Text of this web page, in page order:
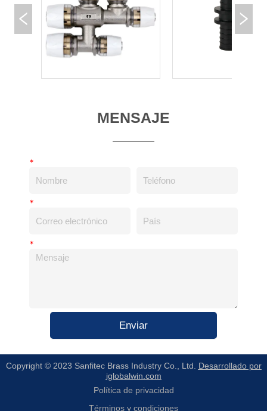
MENSAJE
*
*
*
Enviar
Copyright © 2023 Sanfitec Brass Industry Co., Ltd. Desarrollado por
iglobalwin.com
Política de privacidad
Términos y condiciones